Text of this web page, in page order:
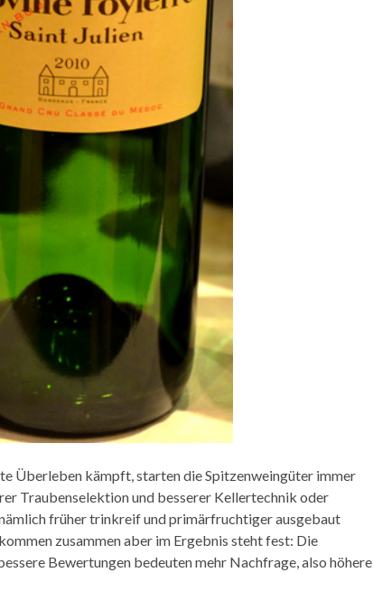
Überleben kämpft, starten die Spitzenweingüter immer
Traubenselektion und besserer Kellertechnik oder
früher trinkreif und primärfruchtiger ausgebaut
zusammen aber im Ergebnis steht fest: Die
Bewertungen bedeuten mehr Nachfrage, also höhere